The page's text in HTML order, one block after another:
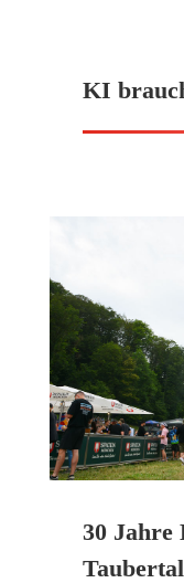
KI
30 Jahre